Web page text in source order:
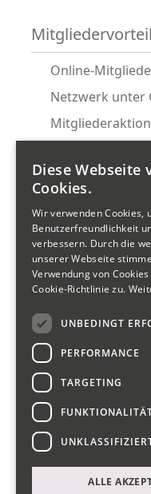
Online-
Netzwerk unter
Mitgliederaktion
Glarnermesse
Ostwind
Tour de Gwärb
SIU Förderung
Wer wir sind
Vorstand
Kontakt
Diese Webseite
Cookies.
Wir verwenden Cookies,
Benutzerfreundlichkeit
verbessern. Durch die
unserer Webseite
Verwendung von
Cookie-Richtlinie zu.
UNBEDINGT
PERFORMANCE
TARGETING
ALLE